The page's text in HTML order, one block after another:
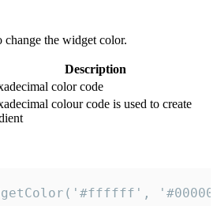
the widget color.
Description
color code
colour code is used to create